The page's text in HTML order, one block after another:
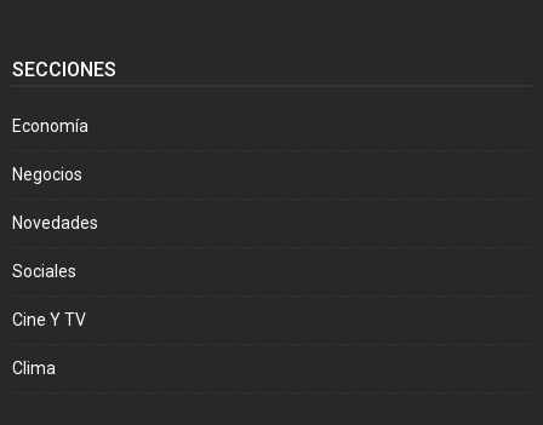
SECCIONES
Economía
Negocios
Novedades
Sociales
Cine Y TV
Clima